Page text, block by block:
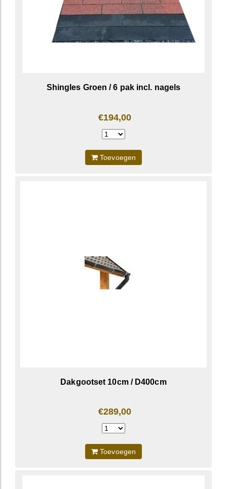
Shingles Groen / 6 pak incl. nagels
€194,00
Toevoegen
Dakgootset 10cm / D400cm
€289,00
Toevoegen